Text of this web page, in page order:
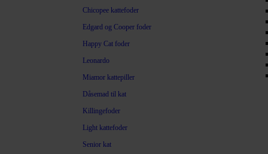
Chicopee kattefoder
Edgard og Cooper foder
Happy Cat foder
Leonardo
Miamor kattepiller
Dåsemad til kat
Killingefoder
Light kattefoder
Senior kat